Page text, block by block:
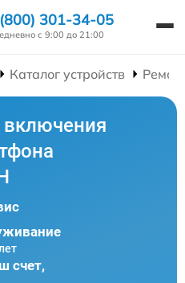
301-34-05
с 9:00 до 21:00
Каталог устройств
счет,